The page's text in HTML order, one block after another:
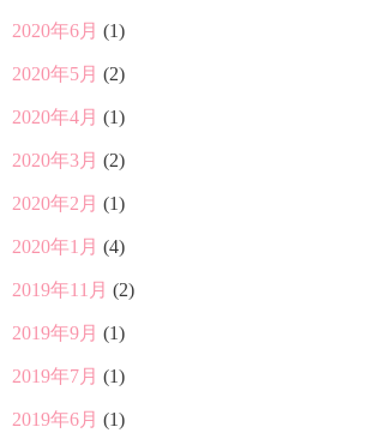
2020年6月 (1)
2020年5月 (2)
2020年4月 (1)
2020年3月 (2)
2020年2月 (1)
2020年1月 (4)
2019年11月 (2)
2019年9月 (1)
2019年7月 (1)
2019年6月 (1)